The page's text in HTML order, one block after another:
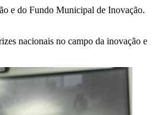
e do Fundo Municipal de Inovação.
nacionais no campo da inovação e